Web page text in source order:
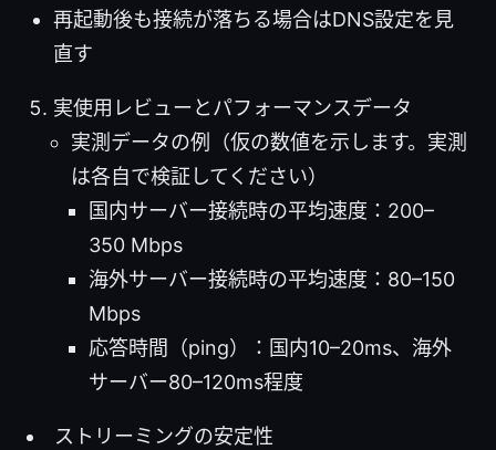
再起動後も接続が落ちる場合はDNS設定を見
直す
実使用レビューとパフォーマンスデータ
実測データの例（仮の数値を示します。実測
は各自で検証してください）
国内サーバー接続時の平均速度：200–
350 Mbps
海外サーバー接続時の平均速度：80–150
Mbps
応答時間（ping）：国内10–20ms、海外
サーバー80–120ms程度
ストリーミングの安定性